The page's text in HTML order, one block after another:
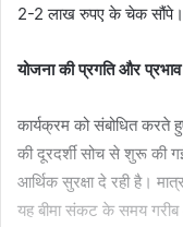
2-2 लाख रुपए के चेक सौंपे।
योजना की प्रगति और प्रभाव
कार्यक्रम को संबोधित करते
की दूरदर्शी सोच से शुरू की
आर्थिक सुरक्षा दे रही है।
यह बीमा संकट के समय गरीब